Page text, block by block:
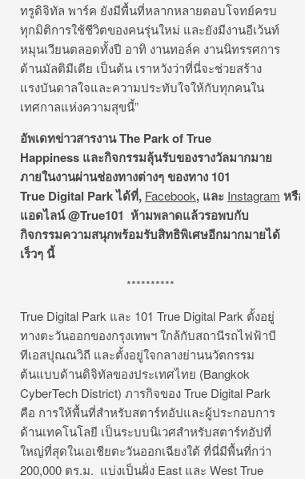
ทรูดิจิทัล พาร์ค ยังมีพื้นที่หลากหลายตอบโจทย์ครบ
ทุกมิติการใช้ชีวิตของคนรุ่นใหม่ และยังมีงานอีเว้นท์
หมุนเวียนตลอดทั้งปี อาทิ งานทอล์ค งานนิทรรศการ
ด้านมัลติมีเดีย เป็นต้น เราหวังว่าที่นี่จะช่วยสร้าง
แรงบันดาลใจและความประทับใจให้กับทุกคนใน
เทศกาลแห่งความสุขนี้”
อัพเดทข่าวสารงานThe Park of True
Happiness และกิจกรรมลุ้นรับของรางวัลมากมาย
ภายในงานผ่านช่องทางต่างๆ ของทาง 101
True Digital Park ได้ที่, Facebook, และ Instagram หรือ
แอดไลน์ @True101 ห้ามพลาดแล้วรอพบกับ
กิจกรรมความสนุกพร้อมรับสิทธิพิเศษอีกมากมายได้
เร็วๆ นี้
**********
True Digital Park และ 101 True Digital Park ตั้งอยู่
ทางตะวันออกของกรุงเทพฯ ใกล้กับสถานีรถไฟฟ้าบี
ทีเอสปุณณวิถี และตั้งอยู่ใจกลางย่านนวัตกรรม
ต้นแบบด้านดิจิทัลของประเทศไทย (Bangkok
CyberTech District) ภารกิจของ True Digital Park
คือ การให้พื้นที่สำหรับสตาร์ทอัปและผู้ประกอบการ
ด้านเทคโนโลยี เป็นระบบนิเวศสำหรับสตาร์ทอัปที่
ใหญ่ที่สุดในเอเชียตะวันออกเฉียงใต้ ที่นี่มีพื้นที่กว่า
200,000 ตร.ม. แบ่งเป็นฝั่ง East และ West True